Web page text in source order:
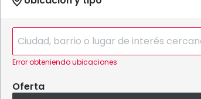
Error obteniendo ubicaciones
Oferta